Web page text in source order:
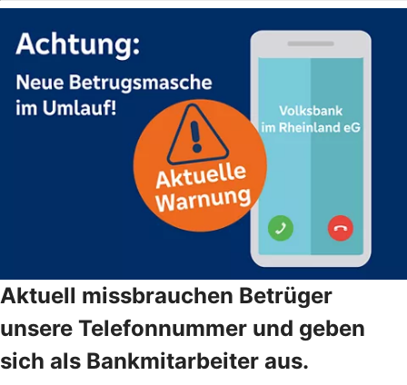
Aktuell missbrauchen Betrüger
unsere Telefonnummer und geben
sich als Bankmitarbeiter aus.